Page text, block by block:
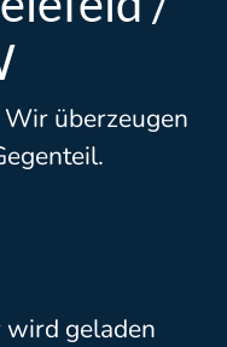
überzeugen
geladen